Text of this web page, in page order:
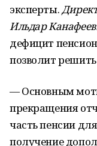
эксперты.
Ильдар
дефицит
позволит
— Основным
прекращения
часть пенсии
получение